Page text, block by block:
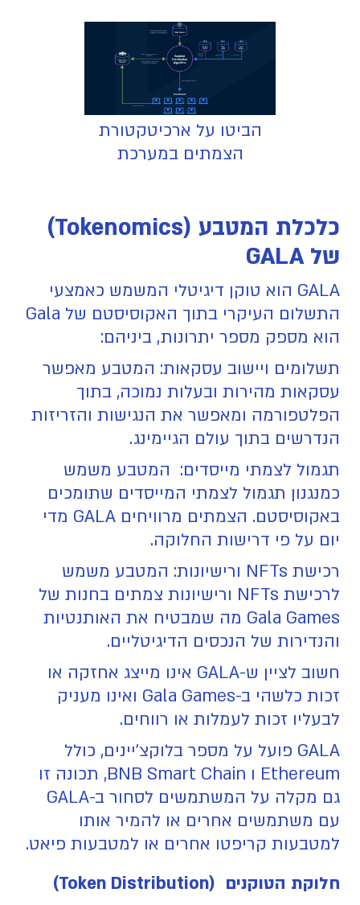
הביטו על ארכיטקטורת
הצמתים במערכת
כלכלת המטבע (Tokenomics)
של GALA
GALA הוא טוקן דיגיטלי המשמש כאמצעי
התשלום העיקרי בתוך האקוסיסטם של Gala
הוא מספק מספר יתרונות, ביניהם:
תשלומים ויישוב עסקאות: המטבע מאפשר
עסקאות מהירות ובעלות נמוכה, בתוך
הפלטפורמה ומאפשר את הנגישות והזריזות
הנדרשים בתוך עולם הגיימינג.
תגמול לצמתי מייסדים: המטבע משמש
כמנגנון תגמול לצמתי המייסדים שתומכים
באקוסיסטם. הצמתים מרוויחים GALA מדי
יום על פי דרישות החלוקה.
רכישת NFTs ורישיונות: המטבע משמש
לרכישת NFTs ורישיונות צמתים בחנות של
Gala Games מה שמבטיח את האותנטיות
והנדירות של הנכסים הדיגיטליים.
חשוב לציין ש-GALA אינו מייצג אחזקה או
זכות כלשהי ב-Gala Games ואינו מעניק
לבעליו זכות לעמלות או רווחים.
GALA פועל על מספר בלוקצ'יינים, כולל
Ethereum ו BNB Smart Chain, תכונה זו
גם מקלה על המשתמשים לסחור ב-GALA
עם משתמשים אחרים או להמיר אותו
למטבעות קריפטו אחרים או למטבעות פיאט.
חלוקת הטוקנים (Token Distribution)